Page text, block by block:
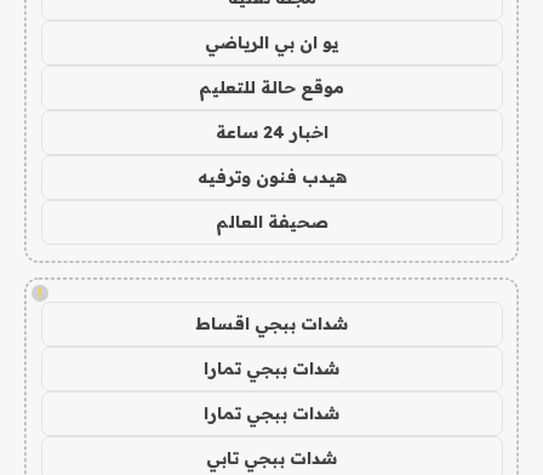
يو ان بي الرياضي
موقع حالة للتعليم
اخبار 24 ساعة
هيدب فنون وترفيه
صحيفة العالم
!
شدات ببجي اقساط
شدات ببجي تمارا
شدات ببجي تمارا
شدات ببجي تابي